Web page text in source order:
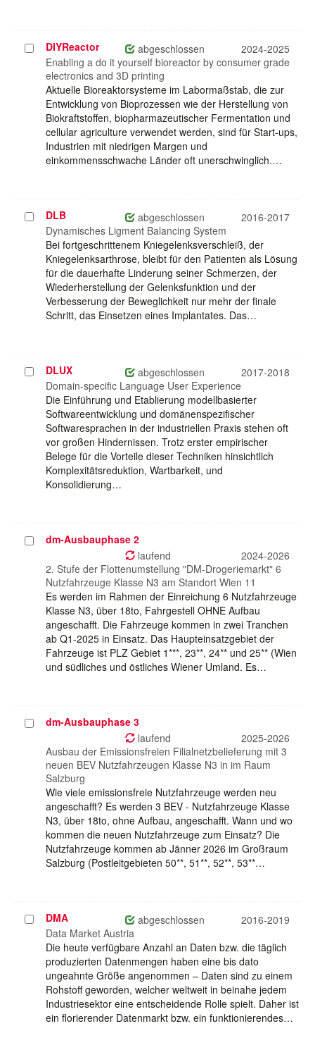
Projekt
auswählen
DIYReactor abgeschlossen
2024-2025
Enabling a do it yourself bioreactor by consumer grade
electronics and 3D printing
Aktuelle Bioreaktorsysteme im Labormaßstab, die zur
Entwicklung von Bioprozessen wie der Herstellung von
Biokraftstoffen, biopharmazeutischer Fermentation und
cellular agriculture verwendet werden, sind für Start-ups,
Industrien mit niedrigen Margen und
einkommensschwache Länder oft unerschwinglich.…
Projekt
auswählen
DLB abgeschlossen
2016-2017
Dynamisches Ligment Balancing System
Bei fortgeschrittenem Kniegelenksverschleiß, der
Kniegelenksarthrose, bleibt für den Patienten als Lösung
für die dauerhafte Linderung seiner Schmerzen, der
Wiederherstellung der Gelenksfunktion und der
Verbesserung der Beweglichkeit nur mehr der finale
Schritt, das Einsetzen eines Implantates. Das…
Projekt
auswählen
DLUX abgeschlossen
2017-2018
Domain-specific Language User Experience
Die Einführung und Etablierung modellbasierter
Softwareentwicklung und domänenspezifischer
Softwaresprachen in der industriellen Praxis stehen oft
vor großen Hindernissen. Trotz erster empirischer
Belege für die Vorteile dieser Techniken hinsichtlich
Komplexitätsreduktion, Wartbarkeit, und
Konsolidierung…
Projektdm-Ausbauphase 2
laufend
2024-2026
2. Stufe der Flottenumstellung "DM-Drogeriemarkt" 6
Nutzfahrzeuge Klasse N3 am Standort Wien 11
Es werden im Rahmen der Einreichung 6 Nutzfahrzeuge
Klasse N3, über 18to, Fahrgestell OHNE Aufbau
angeschafft. Die Fahrzeuge kommen in zwei Tranchen
ab Q1-2025 in Einsatz. Das Haupteinsatzgebiet der
Fahrzeuge ist PLZ Gebiet 1***, 23**, 24** und 25** (Wien
und südliches und östliches Wiener Umland. Es…
Projektdm-Ausbauphase 3
laufend
2025-2026
Ausbau der Emissionsfreien Filialnetzbelieferung mit 3
neuen BEV Nutzfahrzeugen Klasse N3 in im Raum
Salzburg
Wie viele emissionsfreie Nutzfahrzeuge werden neu
angeschafft? Es werden 3 BEV - Nutzfahrzeuge Klasse
N3, über 18to, ohne Aufbau, angeschafft. Wann und wo
kommen die neuen Nutzfahrzeuge zum Einsatz? Die
Nutzfahrzeuge kommen ab Jänner 2026 im Großraum
Salzburg (Postleitgebieten 50**, 51**, 52**, 53**…
Projekt
auswählen
DMA abgeschlossen
2016-2019
Data Market Austria
Die heute verfügbare Anzahl an Daten bzw. die täglich
produzierten Datenmengen haben eine bis dato
ungeahnte Größe angenommen – Daten sind zu einem
Rohstoff geworden, welcher weltweit in beinahe jedem
Industriesektor eine entscheidende Rolle spielt. Daher ist
ein florierender Datenmarkt bzw. ein funktionierendes…